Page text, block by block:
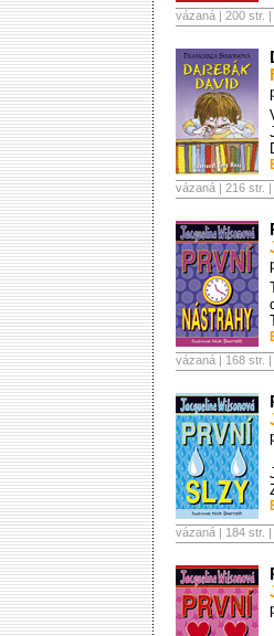
vázaná | 200 str. |
vázaná | 216 str. |
vázaná | 168 str. |
vázaná | 184 str. |